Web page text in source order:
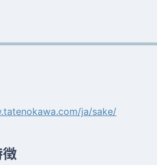
ja/sake/